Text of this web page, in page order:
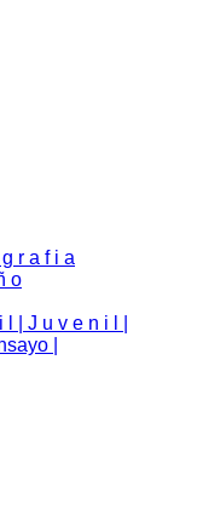
r a f i a
o
| J u v e n i l |
|